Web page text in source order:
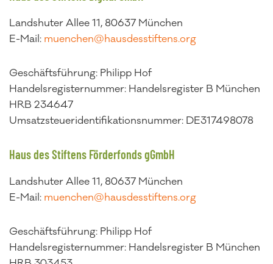
Landshuter Allee 11, 80637 München
E-Mail: muenchen@hausdesstiftens.org
Geschäftsführung: Philipp Hof
Handelsregisternummer: Handelsregister B München
HRB 234647
Umsatzsteueridentifikationsnummer: DE317498078
Haus des Stiftens Förderfonds gGmbH
Landshuter Allee 11, 80637 München
E-Mail: muenchen@hausdesstiftens.org
Geschäftsführung: Philipp Hof
Handelsregisternummer: Handelsregister B München